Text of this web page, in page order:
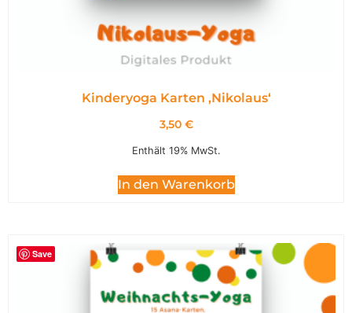
Kinderyoga Karten ,Nikolaus‘
3,50 €
Enthält 19% MwSt.
In den Warenkorb
Save